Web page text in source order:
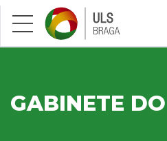
Saltar para conteúdo principal
GABINETE